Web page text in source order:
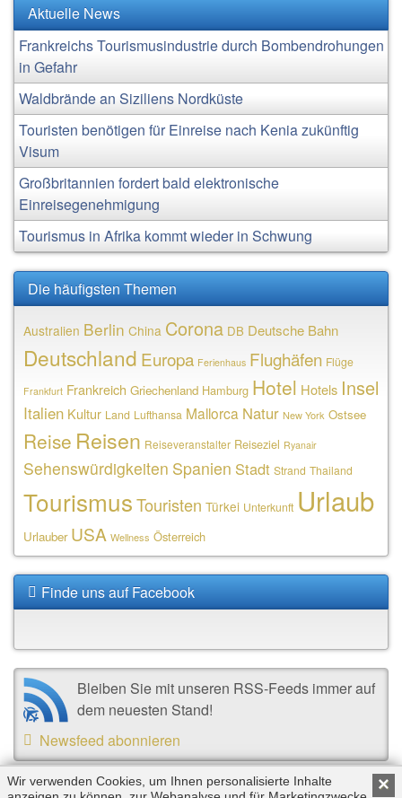
Aktuelle News
Frankreichs Tourismusindustrie durch Bombendrohungen
in Gefahr
Waldbrände an Siziliens Nordküste
Touristen benötigen für Einreise nach Kenia zukünftig
Visum
Großbritannien fordert bald elektronische
Einreisegenehmigung
Tourismus in Afrika kommt wieder in Schwung
Die häufigsten Themen
Australien Berlin China Corona DB Deutsche Bahn
Deutschland Europa Ferienhaus Flughäfen Flüge
Frankfurt Frankreich Griechenland Hamburg Hotel Hotels Insel
Italien Kultur Land Lufthansa Mallorca Natur New York Ostsee
Reise Reisen Reiseveranstalter Reiseziel Ryanair
Sehenswürdigkeiten Spanien Stadt Strand Thailand
TourismusTouristen Türkei Unterkunft Urlaub
Urlauber USA Wellness Österreich
Finde uns auf Facebook
Bleiben Sie mit unseren RSS-Feeds immer auf
dem neuesten Stand!
Newsfeed abonnieren
×
Wir verwenden Cookies, um Ihnen personalisierte Inhalte